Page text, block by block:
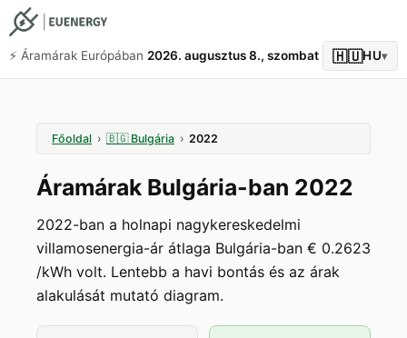
⚡️ Áramárak Európában 2026. augusztus 8., szombat 🇭🇺HU▾
Főoldal › 🇧🇬 Bulgária › 2022
Áramárak Bulgária-ban 2022
2022-ban a holnapi nagykereskedelmi
villamosenergia-ár átlaga Bulgária-ban € 0.2623
/kWh volt. Lentebb a havi bontás és az árak
alakulását mutató diagram.